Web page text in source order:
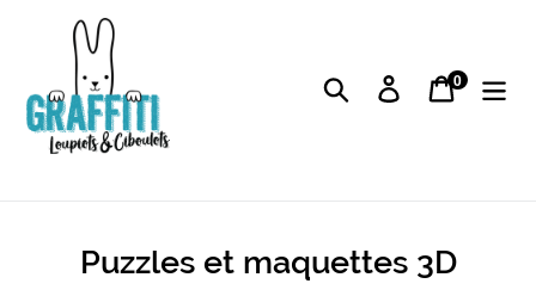
RechercherSe connecter
Panier
0articles
Puzzles et maquettes 3D